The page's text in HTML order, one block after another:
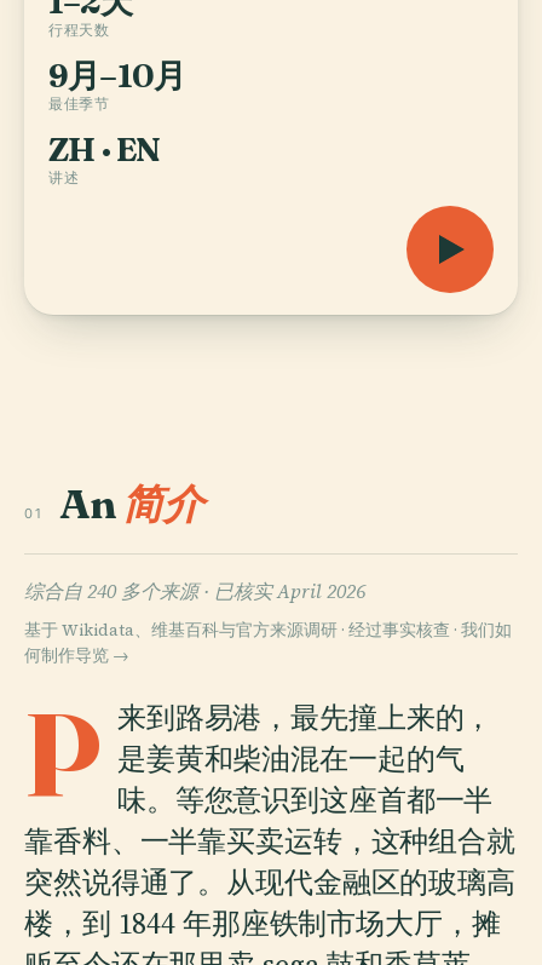
行程天数
9月–10月
最佳季节
ZH · EN
讲述
01 An 简介
综合自 240 多个来源 · 已核实 April 2026
基于 Wikidata、维基百科与官方来源调研 · 经过事实核查 · 我们如
何制作导览 →
P 来到路易港，最先撞上来的，
是姜黄和柴油混在一起的气
味。等您意识到这座首都一半
靠香料、一半靠买卖运转，这种组合就
突然说得通了。从现代金融区的玻璃高
楼，到 1844 年那座铁制市场大厅，摊